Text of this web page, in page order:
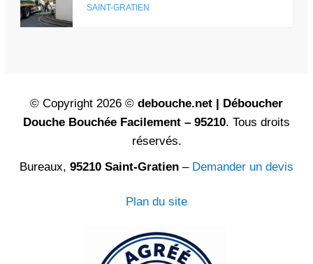
SAINT-GRATIEN
© Copyright 2026 © debouche.net | Déboucher
Douche Bouchée Facilement – 95210. Tous droits
réservés.
Bureaux, 95210 Saint-Gratien – Demander un devis
Plan du site